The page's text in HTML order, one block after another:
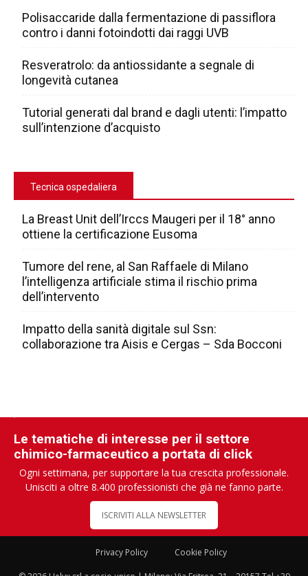
Polisaccaride dalla fermentazione di passiflora
contro i danni fotoindotti dai raggi UVB
Resveratrolo: da antiossidante a segnale di
longevità cutanea
Tutorial generati dal brand e dagli utenti: l’impatto
sull’intenzione d’acquisto
Tecnica ospedaliera
La Breast Unit dell’Irccs Maugeri per il 18° anno
ottiene la certificazione Eusoma
Tumore del rene, al San Raffaele di Milano
l’intelligenza artificiale stima il rischio prima
dell’intervento
Impatto della sanità digitale sul Ssn:
collaborazione tra Aisis e Cergas – Sda Bocconi
Le tematiche di interesse per il settore
chimico-farmaceutico a portata di click
Ogni settimana, per supportare la tua crescita professionale.
Unisciti a oltre 8.400 professionisti che già ne fanno parte.
ISCRIVITI ALLA NEWSLETTER
Privacy Policy Cookie Policy